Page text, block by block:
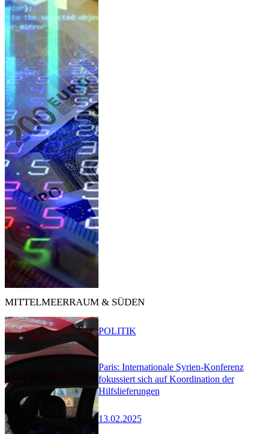
MITTELMEERRAUM & SÜDEN
Paris: Internationale Syrien-Konferenz
fokussiert sich auf Koordination der
Hilfslieferungen
13.02.2025
POLITIK